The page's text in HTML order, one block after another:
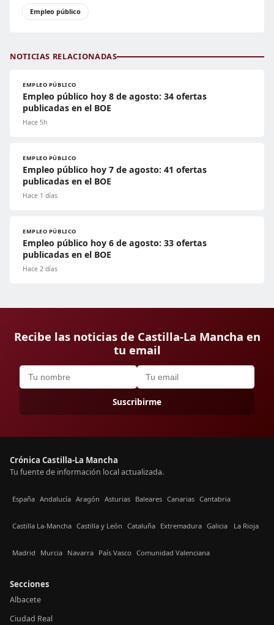
Empleo público
NOTICIAS RELACIONADAS
EMPLEO PÚBLICO
Empleo público hoy 8 de agosto: 34 ofertas
publicadas en el BOE
Hace 5h
EMPLEO PÚBLICO
Empleo público hoy 7 de agosto: 41 ofertas
publicadas en el BOE
Hace 1 días
EMPLEO PÚBLICO
Empleo público hoy 6 de agosto: 33 ofertas
publicadas en el BOE
Hace 2 días
Recibe las noticias de Castilla-La Mancha en
tu email
Suscribirme
Crónica Castilla-La Mancha
Tu fuente de información local actualizada.
España Andalucía Aragón Asturias Baleares Canarias Cantabria
Castilla La-Mancha Castilla y León Cataluña Extremadura Galicia La Rioja
Madrid Murcia Navarra País Vasco Comunidad Valenciana
Secciones
Albacete
Ciudad Real